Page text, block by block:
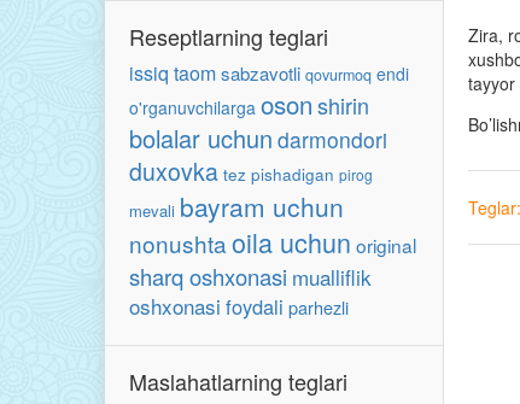
Reseptlarning teglari
issiq taomsabzavotli qovurmoq endi
o'rganuvchilarga osonshirin
bolalar uchun darmondori
duxovka tez pishadigan pirog
mevali bayram uchun
nonushtaoila uchun original
sharq oshxonasi mualliflik
oshxonasi foydali parhezli
Maslahatlarning teglari
Zira,
tayyor
Teglar: